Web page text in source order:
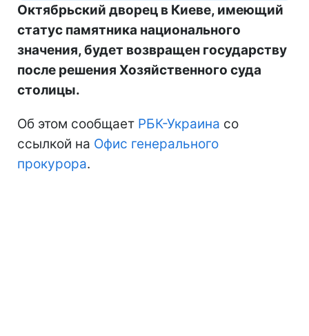
Октябрьский дворец в Киеве, имеющий
статус памятника национального
значения, будет возвращен государству
после решения Хозяйственного суда
столицы.
Об этом сообщает РБК-Украина со
ссылкой на Офис генерального
прокурора.